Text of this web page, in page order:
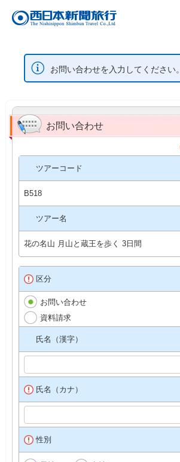
お問い合わせを入力してください。
お問い合わせ
ツアーコード
B518
ツアー名
花の名山 月山と蔵王を歩く 3日間
区分
お問い合わせ
資料請求
氏名（漢字）
氏名（カナ）
性別